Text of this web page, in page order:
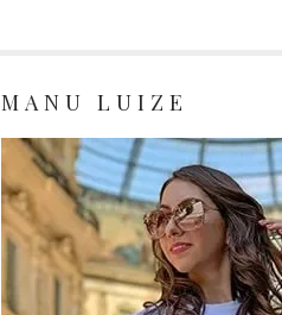
MANU LUIZE